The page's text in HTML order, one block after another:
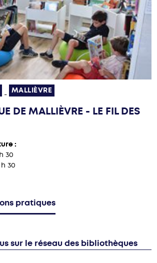
- MALLIÈVRE
DE MALLIÈVRE - LE FIL DES
:
30
30
pratiques
sur le réseau des bibliothèques